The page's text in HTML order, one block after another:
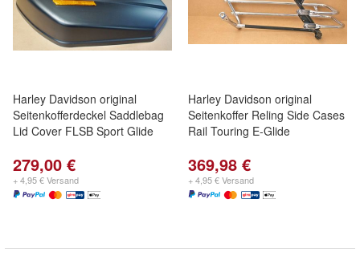
Harley Davidson original
Seitenkofferdeckel Saddlebag
Lid Cover FLSB Sport Glide
279,00 €
+ 4,95 € Versand
Harley Davidson original
Seitenkoffer Reling Side Cases
Rail Touring E-Glide
369,98 €
+ 4,95 € Versand